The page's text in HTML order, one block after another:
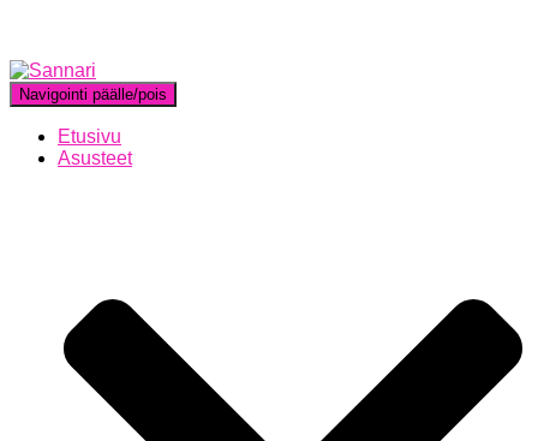
Navigointi päälle/pois
Etusivu
Asusteet